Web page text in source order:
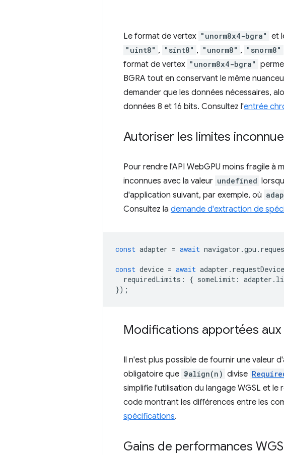
Le format de vertex "unorm8x4-bgra" et
"uint8" , "sint8" , "unorm8" , "snorm8"
format de vertex "unorm8x4-bgra"
BGRA tout en conservant le même
demander que les données nécessaires,
données 8 et 16 bits. Consultez l'entrée
Autoriser les limites
Pour rendre l'API WebGPU moins fragile à
inconnues avec la valeur undefined
d'application suivant, par exemple, où
Consultez la demande d'extraction de
const adapter = await navigator .gpu .
const device = await adapter . requestDevice
requiredLimits : { someLimit : adapter .
});
Modifications apportées
Il n'est plus possible de fournir une valeur
obligatoire que @align(n) divise
simplifie l'utilisation du langage WGSL et
code montrant les différences entre les
spécifications.
Gains de performances